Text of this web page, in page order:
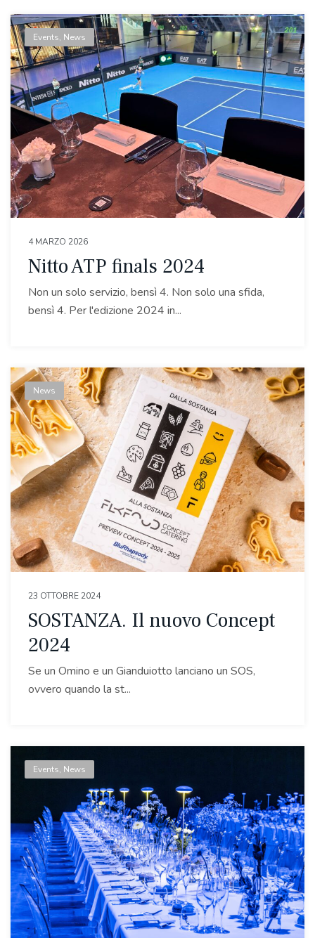
Events, News
4 MARZO 2026
Nitto ATP finals 2024
Non un solo servizio, bensì 4. Non solo una sfida,
bensì 4. Per l'edizione 2024 in...
News
23 OTTOBRE 2024
SOSTANZA. Il nuovo Concept
2024
Se un Omino e un Gianduiotto lanciano un SOS,
ovvero quando la st...
Events, News